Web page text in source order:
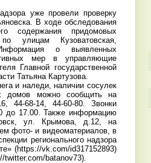
уже провели проверку
В ходе обследования
содержания придомовых
улицам Кузоватовская,
о выявленных
мер в управляющие
Главной государственной
Татьяна Картузова.
и наледи, наличии сосулек
домов можно сообщить на
44-68-14, 44-60-80. Звонки
до 17.00. Также информацию
ул. Крымова, д.12, на
фото- и видеоматериалов, в
регионального надзора
(https://vk.com/id317152893)
twitter.com/batanov73).